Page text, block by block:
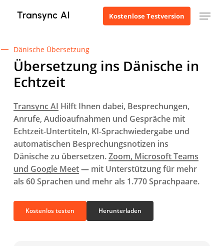
Hauptinhalt
Kostenlose Testversion Menü
Dänische Übersetzung
Übersetzung ins Dänische in
Echtzeit
Transync AI Hilft Ihnen dabei, Besprechungen,
Anrufe, Audioaufnahmen und Gespräche mit
Echtzeit-Untertiteln, KI-Sprachwiedergabe und
automatischen Besprechungsnotizen ins
Dänische zu übersetzen.Zoom, Microsoft Teams
und Google Meet— mit Unterstützung für mehr
als 60 Sprachen und mehr als 1.770 Sprachpaare.
Kostenlos testen Herunterladen